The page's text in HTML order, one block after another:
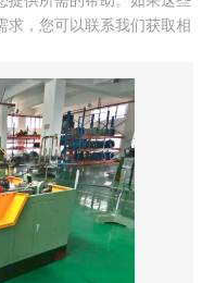
求，您可以联系我们获取相